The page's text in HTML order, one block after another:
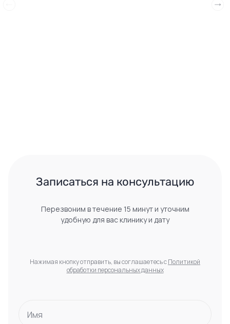
Записаться на консультацию
Перезвоним в течение 15 минут и уточним
удобную для вас клинику и дату
Нажимая кнопку отправить, вы соглашаетесь сПолитикой
обработки персональных данных
Имя